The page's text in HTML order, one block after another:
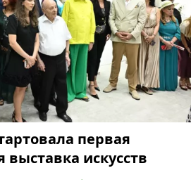
первая
искусств